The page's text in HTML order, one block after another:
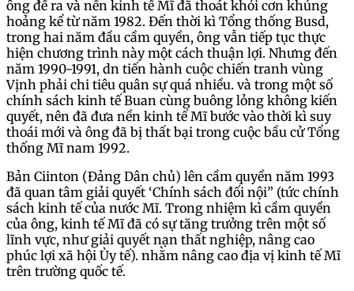
ông để ra và nền kinh tế Mĩ đã thoát khỏi cơn khủng
hoảng kể từ năm 1982. Đến thời kì Tổng thống Busd,
trong hai năm đầu cầm quyền, ông vẫn tiếp tục thực
hiện chương trình này một cách thuận lợi. Nhưng đến
năm 1990-1991, dn tiến hành cuộc chiến tranh vùng
Vịnh phải chi tiêu quân sự quá nhiều. và trong một số
chính sách kinh tế Buan cùng buông lỏng không kiến
quyết, nên đã đưa nền kinh tế Mĩ bước vào thời kì suy
thoái mới và ông đã bị thất bại trong cuộc bầu cử Tổng
thống Mĩ nam 1992.
Bản Ciinton (Đảng Dân chủ) lên cầm quyền năm 1993
đã quan tâm giải quyết ‘Chính sách đối nội” (tức chính
sách kinh tế của nước Mĩ. Trong nhiệm kì cầm quyền
của ông, kinh tế Mĩ đã có sự tăng trưởng trên một số
lĩnh vực, như giải quyết nạn thất nghiệp, nâng cao
phúc lợi xã hội Ủy tế). nhằm nâng cao địa vị kinh tế Mĩ
trên trường quốc tế.